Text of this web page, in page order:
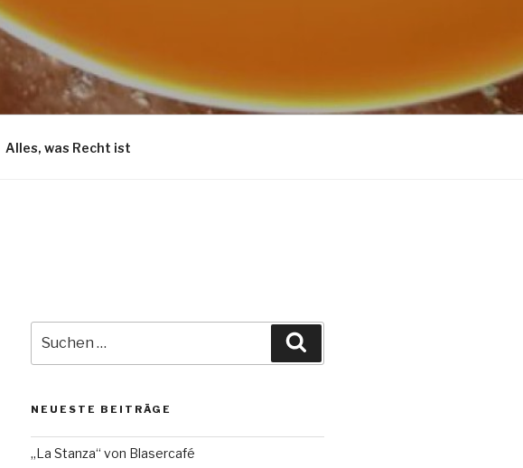
Alles, was Recht ist
nach:
NEUESTE BEITRÄGE
„La Stanza“ von Blasercafé